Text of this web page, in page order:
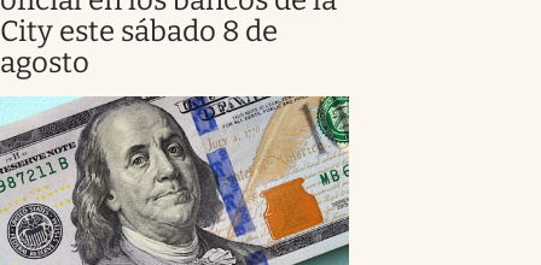
City este sábado 8 de
agosto